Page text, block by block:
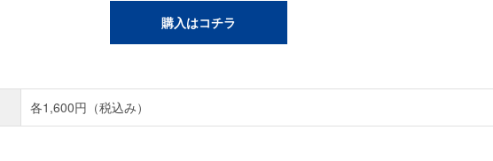
購入はコチラ
各1,600円（税込み）